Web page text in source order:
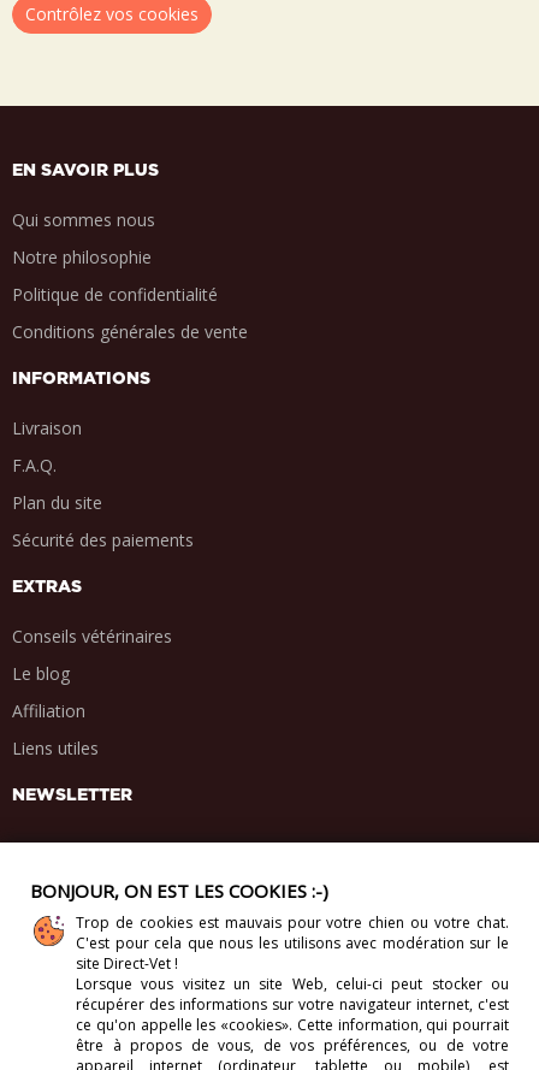
Contrôlez vos cookies
EN SAVOIR PLUS
Qui sommes nous
Notre philosophie
Politique de confidentialité
Conditions générales de vente
INFORMATIONS
Livraison
F.A.Q.
Plan du site
Sécurité des paiements
EXTRAS
Conseils vétérinaires
Le blog
Affiliation
Liens utiles
NEWSLETTER
PARTAGE SOCIAL
. .
BONJOUR, ON EST LES COOKIES :-)
Trop de cookies est mauvais pour votre chien ou votre chat.
C'est pour cela que nous les utilisons avec modération sur le
site Direct-Vet !
Lorsque vous visitez un site Web, celui-cipeut stocker ou
récupérer des informations sur votre navigateur internet, c'est
ce qu'on appelle les «cookies». Cette information, qui pourrait
être à propos de vous, de vos préférences, ou de votre
appareil internet (ordinateur, tablette ou mobile), est